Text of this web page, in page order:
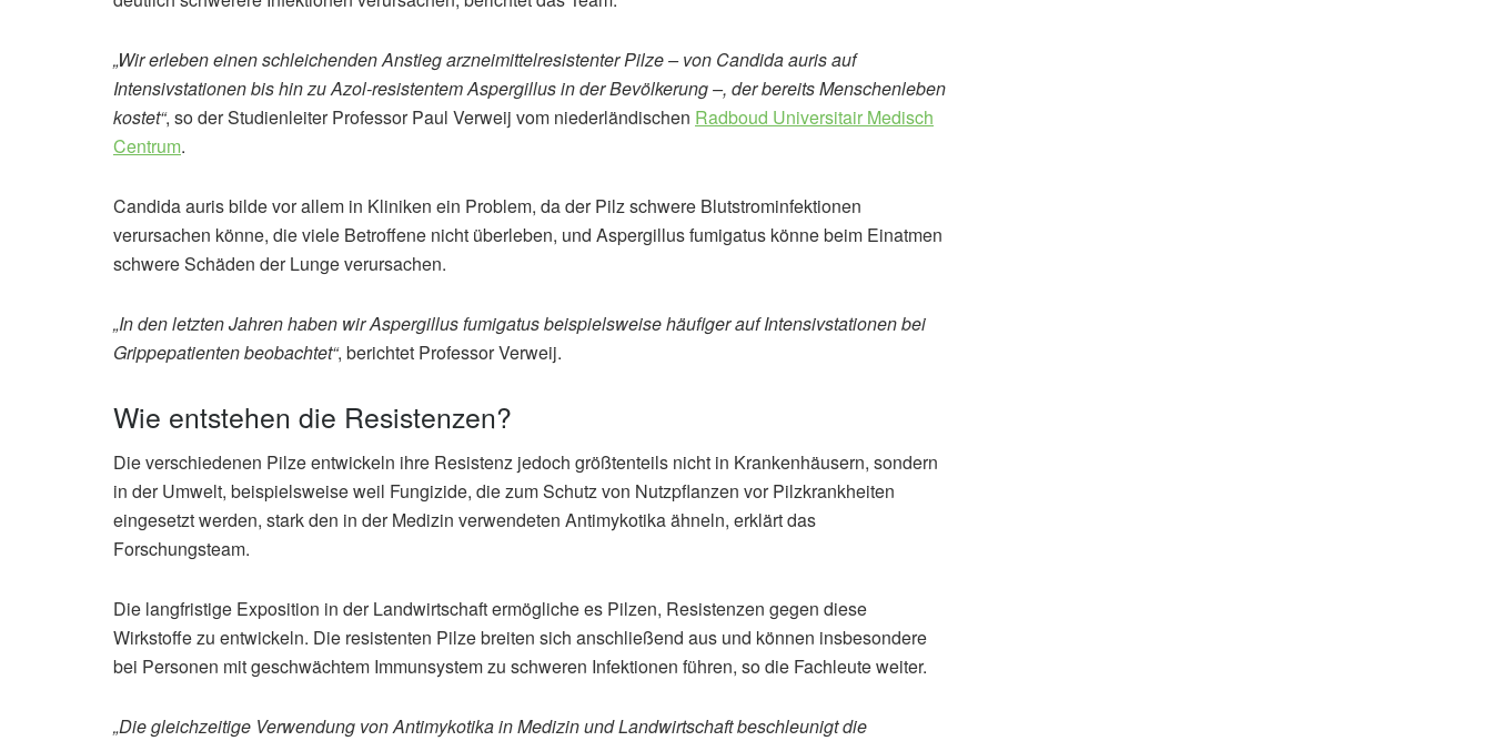
„Wir erleben einen schleichenden Anstieg arzneimittelresistenter Pilze – von Candida auris auf
Intensivstationen bis hin zu Azol-resistentem Aspergillus in der Bevölkerung –, der bereits Menschenleben
kostet“, so der Studienleiter Professor Paul Verweij vom niederländischen Radboud Universitair Medisch
Centrum.
Candida auris bilde vor allem in Kliniken ein Problem, da der Pilz schwere Blutstrominfektionen
verursachen könne, die viele Betroffene nicht überleben, und Aspergillus fumigatus könne beim Einatmen
schwere Schäden der Lunge verursachen.
„In den letzten Jahren haben wir Aspergillus fumigatus beispielsweise häufiger auf Intensivstationen bei
Grippepatienten beobachtet“, berichtet Professor Verweij.
Wie entstehen die Resistenzen?
Die verschiedenen Pilze entwickeln ihre Resistenz jedoch größtenteils nicht in Krankenhäusern, sondern
in der Umwelt, beispielsweise weil Fungizide, die zum Schutz von Nutzpflanzen vor Pilzkrankheiten
eingesetzt werden, stark den in der Medizin verwendeten Antimykotika ähneln, erklärt das
Forschungsteam.
Die langfristige Exposition in der Landwirtschaft ermögliche es Pilzen, Resistenzen gegen diese
Wirkstoffe zu entwickeln. Die resistenten Pilze breiten sich anschließend aus und können insbesondere
bei Personen mit geschwächtem Immunsystem zu schweren Infektionen führen, so die Fachleute weiter.
„Die gleichzeitige Verwendung von Antimykotika in Medizin und Landwirtschaft beschleunigt die